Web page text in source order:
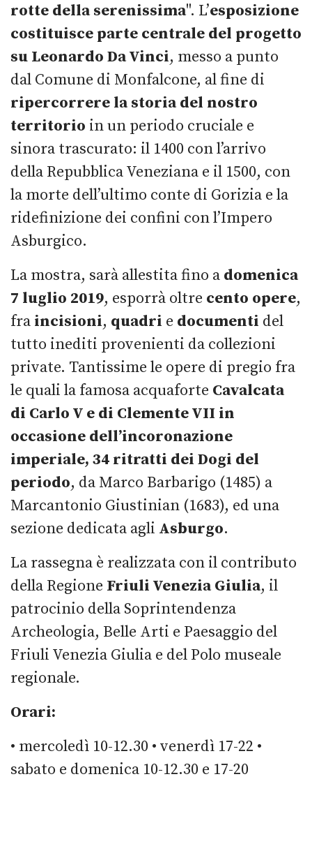
rotte della serenissima". L’esposizione
costituisce parte centrale del progetto
su Leonardo Da Vinci, messo a punto
dal Comune di Monfalcone, al fine di
ripercorrere la storia del nostro
territorio in un periodo cruciale e
sinora trascurato: il 1400 con l’arrivo
della Repubblica Veneziana e il 1500, con
la morte dell’ultimo conte di Gorizia e la
ridefinizione dei confini con l’Impero
Asburgico.
La mostra, sarà allestita fino a domenica
7 luglio 2019, esporrà oltre cento opere,
fra incisioni, quadri e documenti del
tutto inediti provenienti da collezioni
private. Tantissime le opere di pregio fra
le quali la famosa acquaforte Cavalcata
di Carlo V e di Clemente VII in
occasione dell’incoronazione
imperiale, 34 ritratti dei Dogi del
periodo, da Marco Barbarigo (1485) a
Marcantonio Giustinian (1683), ed una
sezione dedicata agli Asburgo.
La rassegna è realizzata con il contributo
della Regione Friuli Venezia Giulia, il
patrocinio della Soprintendenza
Archeologia, Belle Arti e Paesaggio del
Friuli Venezia Giulia e del Polo museale
regionale.
Orari:
• mercoledì 10-12.30 • venerdì 17-22 •
sabato e domenica 10-12.30 e 17-20